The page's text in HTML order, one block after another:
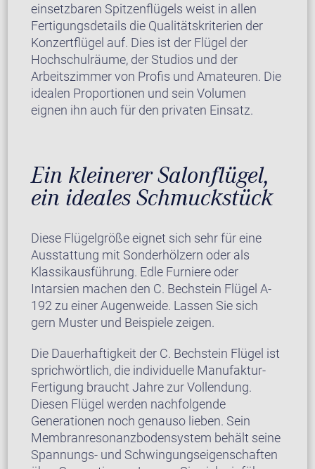
einsetzbaren Spitzenflügels weist in allen
Fertigungsdetails die Qualitätskriterien der
Konzertflügel auf. Dies ist der Flügel der
Hochschulräume, der Studios und der
Arbeitszimmer von Profis und Amateuren. Die
idealen Proportionen und sein Volumen
eignen ihn auch für den privaten Einsatz.
Ein kleinerer Salonflügel,
ein ideales Schmuckstück
Diese Flügelgröße eignet sich sehr für eine
Ausstattung mit Sonderhölzern oder als
Klassikausführung. Edle Furniere oder
Intarsien machen den C. Bechstein Flügel A-
192 zu einer Augenweide. Lassen Sie sich
gern Muster und Beispiele zeigen.
Die Dauerhaftigkeit der C. Bechstein Flügel ist
sprichwörtlich, die individuelle Manufaktur-
Fertigung braucht Jahre zur Vollendung.
Diesen Flügel werden nachfolgende
Generationen noch genauso lieben. Sein
Membranresonanzbodensystem behält seine
Spannungs- und Schwingungseigenschaften